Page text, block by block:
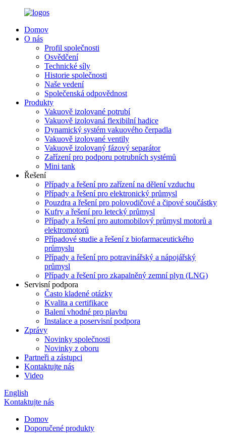
Domov
O nás
Profil společnosti
Osvědčení
Technické síly
Historie společnosti
Naše vedení
Společenská odpovědnost
Produkty
Vakuově izolované potrubí
Vakuově izolovaná flexibilní hadice
Dynamický systém vakuového čerpadla
Vakuově izolované ventily
Vakuově izolovaný fázový separátor
Zařízení pro podporu potrubních systémů
Mini tank
Řešení
Případy a řešení pro zařízení na dělení vzduchu
Případy a řešení pro elektronický průmysl
Pouzdra a řešení pro polovodičové a čipové součástky
Kufry a řešení pro letecký průmysl
Případy a řešení pro automobilový průmysl motorů a
elektromotorů
Případové studie a řešení z biofarmaceutického
průmyslu
Případy a řešení pro potravinářský a nápojářský
průmysl
Případy a řešení pro zkapalněný zemní plyn (LNG)
Servisní podpora
Často kladené otázky
Kvalita a certifikace
Balení vhodné pro plavbu
Instalace a poservisní podpora
Zprávy
Novinky společnosti
Novinky z oboru
Partneři a zástupci
Kontaktujte nás
Video
English
Kontaktujte nás
Domov
Doporučené produkty